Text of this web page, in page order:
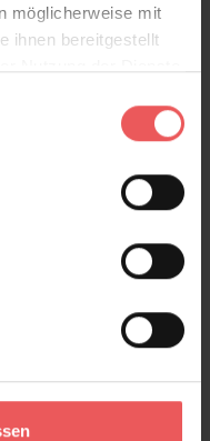
möglicherweise mit
ihnen bereitgestellt